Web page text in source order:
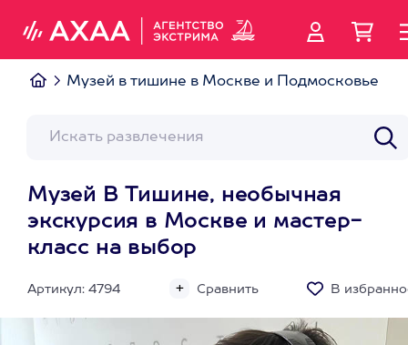
Музей в тишине в Москве и Подмосковье
Музей В Тишине, необычная
экскурсия в Москве и мастер-
класс на выбор
Артикул: 4794 Сравнить В